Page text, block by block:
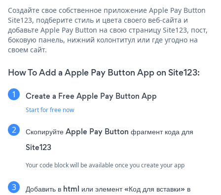
Создайте свое собственное приложение Apple Pay Button
Site123, подберите стиль и цвета своего веб-сайта и
добавьте Apple Pay Button на свою страницу Site123, пост,
боковую панель, нижний колонтитул или где угодно на
своем сайт.
How To Add a Apple Pay Button App on Site123:
Create a Free Apple Pay Button App
Start for free now
Скопируйте Apple Pay Button фрагмент кода для
Site123
Your code block will be available once you create your app
Добавить в html или элемент «Код для вставки» в